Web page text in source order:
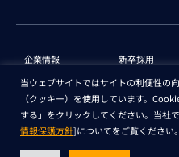
企業情報 新卒採用
個人情報保護法 情報
Copyright © LINX
当ウェブサイトではサイトの利便性の
（クッキー）を使用しています。
する」をクリックしてください。当社
情報保護方針]についてをご覧ください。